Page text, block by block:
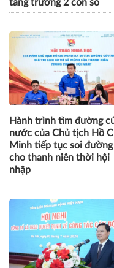
tăng trưởng 2 con số
Hành trình tìm đường
nước của Chủ tịch Hồ
Minh tiếp tục soi đường
cho thanh niên thời hội
nhập